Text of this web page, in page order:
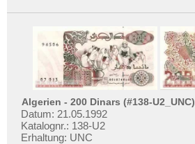
Algerien - 200 Dinars (#138-U2_UNC)
Datum: 21.05.1992
Katalognr.: 138-U2
Erhaltung: UNC